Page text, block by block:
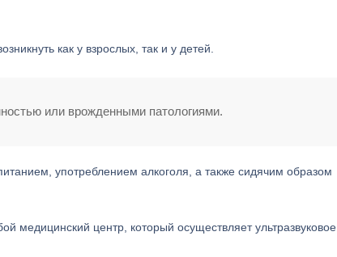
как у взрослых, так и у детей.
или врожденными патологиями.
употреблением алкоголя, а также сидячим образом
медицинский центр, который осуществляет ультразвуковое